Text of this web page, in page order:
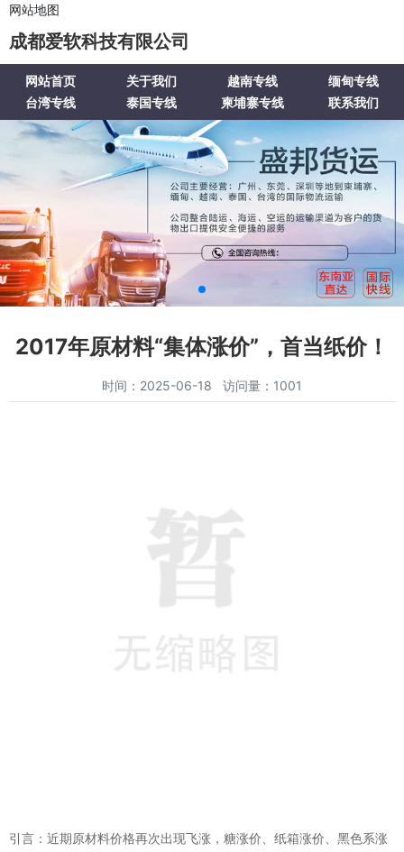
网站地图
成都爱软科技有限公司
网站首页 关于我们 越南专线
缅甸专线
台湾专线
泰国专线 柬埔寨专线 联系我们
2017年原材料“集体涨价”，首当纸价！
时间：2025-06-18 访问量：1001
引言：近期原材料价格再次出现飞涨，糖涨价、纸箱涨价、黑色系涨